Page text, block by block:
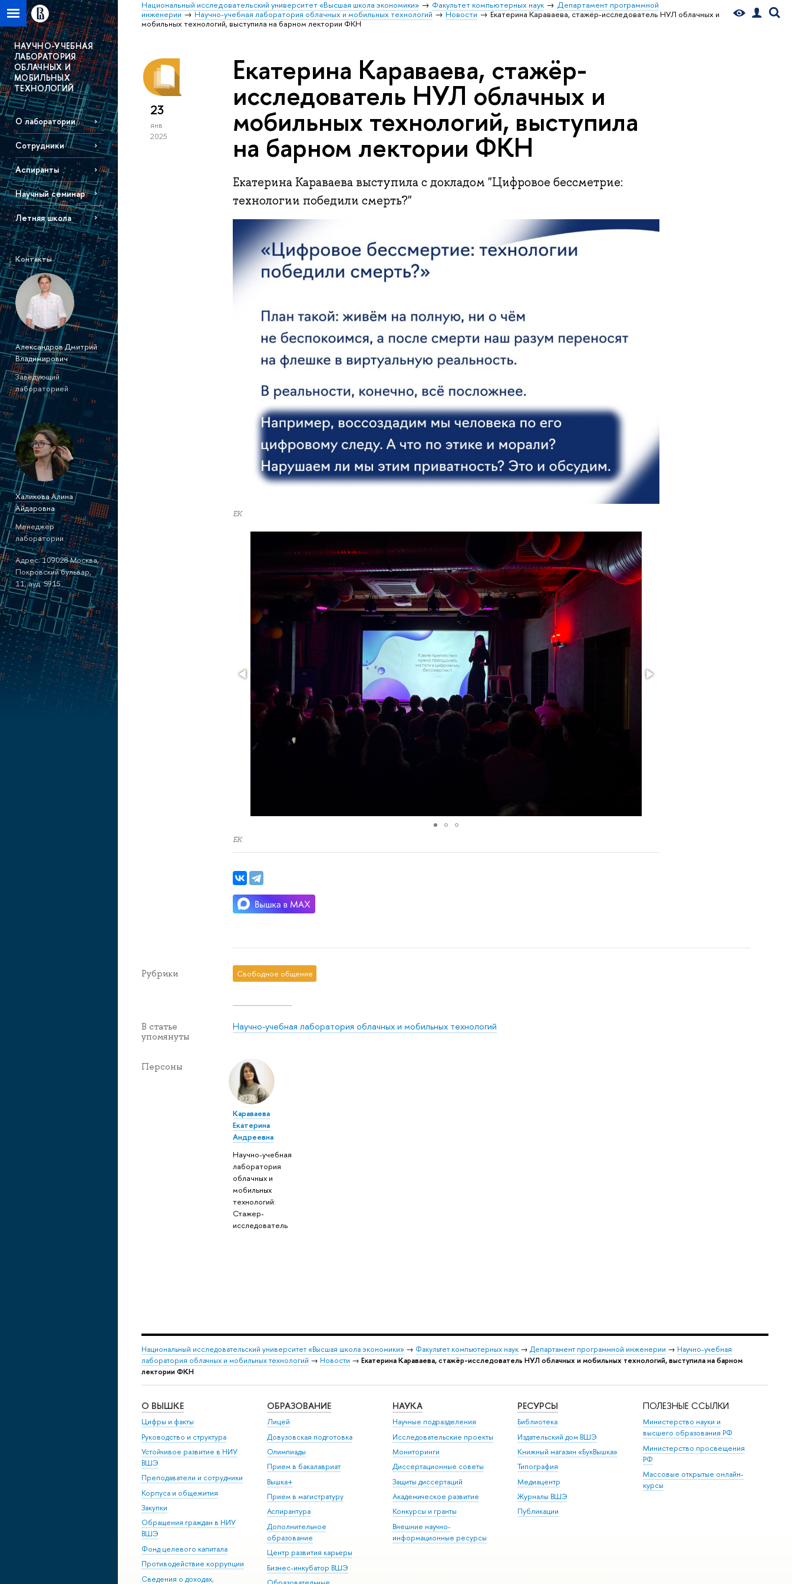
Национальный исследовательский университет «Высшая школа экономики» Факультет компьютерных наук
Департамент программной
инженерии
Научно-учебная лаборатория облачных и мобильных технологий Новости
Екатерина Караваева, стажёр-исследователь НУЛ облачных и
мобильных технологий, выступила на барном лектории ФКН
НАУЧНО-УЧЕБНАЯ
ЛАБОРАТОРИЯ
ОБЛАЧНЫХ И
МОБИЛЬНЫХ
ТЕХНОЛОГИЙ
О лаборатории
Сотрудники
Аспиранты
Научный семинар
Летняя школа
Контакты
Александров Дмитрий
Владимирович
Заведующий
лабораторией
Халикова Алина
Айдаровна
Менеджер
лаборатории
Адрес: 109028 Москва,
Покровский бульвар,
11, ауд. S915
23
янв
2025
Екатерина Караваева, стажёр-
исследователь НУЛ облачных и
мобильных технологий, выступила
на барном лектории ФКН
Екатерина Караваева выступила с докладом "Цифровое бессметрие:
технологии победили смерть?"
ЕК
ЕК
Рубрики Свободное общение
В статье
упомянуты
Научно-учебная лаборатория облачных и мобильных технологий
Персоны
Караваева
Екатерина
Андреевна
Научно-учебная
лаборатория
облачных и
мобильных
технологий:
Стажер-
исследователь
Национальный исследовательский университет «Высшая школа экономики» → Факультет компьютерных наук → Департамент программной инженерии → Научно-учебная
лаборатория облачных и мобильных технологий → Новости → Екатерина Караваева, стажёр-исследователь НУЛ облачных и мобильных технологий, выступила на барном
лектории ФКН
О ВЫШКЕ
Цифры и факты
Руководство и структура
Устойчивое развитие в НИУ
ВШЭ
Преподаватели и сотрудники
Корпуса и общежития
Закупки
Обращения граждан в НИУ
ВШЭ
Фонд целевого капитала
Противодействие коррупции
Сведения о доходах,
ОБРАЗОВАНИЕ
Лицей
Довузовская подготовка
Олимпиады
Прием в бакалавриат
Вышка+
Прием в магистратуру
Аспирантура
Дополнительное
образование
Центр развития карьеры
Бизнес-инкубатор ВШЭ
НАУКА
Научные подразделения
Исследовательские проекты
Мониторинги
Диссертационные советы
Защиты диссертаций
Академическое развитие
Конкурсы и гранты
Внешние научно-
информационные ресурсы
РЕСУРСЫ
Библиотека
Издательский дом ВШЭ
Книжный магазин «БукВышка»
Типография
Медиацентр
Журналы ВШЭ
Публикации
ПОЛЕЗНЫЕ ССЫЛКИ
Министерство науки и
высшего образования РФ
Министерство просвещения
РФ
Массовые открытые онлайн-
курсы